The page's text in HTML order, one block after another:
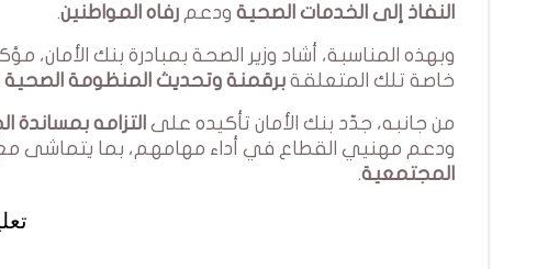
النفاذ إلى الخدمات الصحية ودعم رفاه المواطنين.
وبهذه المناسبة، أشاد وزير الصحة بمبادرة بنك الأمان،
خاصة تلك المتعلقة برقمنة وتحديث المنظومة الصحية
من جانبه، جدّد بنك الأمان تأكيده على التزامه بمساندة
ودعم مهنيي القطاع في أداء مهامهم، بما يتماشى
المجتمعية.